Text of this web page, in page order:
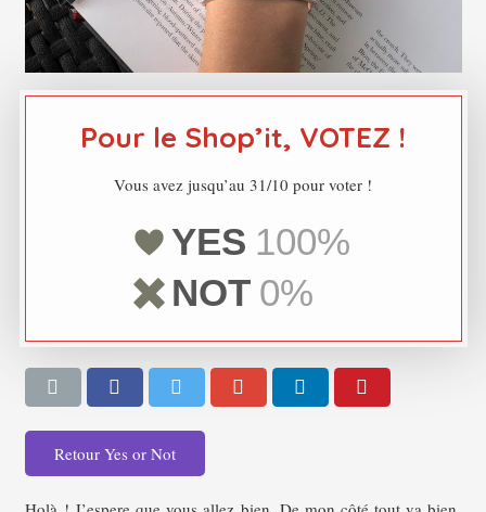
Pour le Shop’it, VOTEZ !
Vous avez jusqu’au 31/10 pour voter !
YES 100%
NOT 0%
Retour Yes or Not